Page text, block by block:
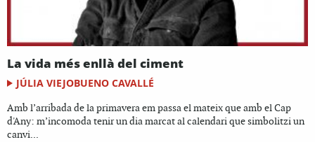
La vida més enllà del ciment
JÚLIA VIEJOBUENO CAVALLÉ
Amb l’arribada de la primavera em passa el mateix que amb el Cap
d'Any: m’incomoda tenir un dia marcat al calendari que simbolitzi un
canvi...